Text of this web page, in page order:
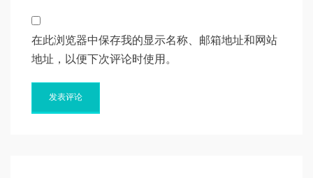
在此浏览器中保存我的显示名称、邮箱地址和网站
地址，以便下次评论时使用。